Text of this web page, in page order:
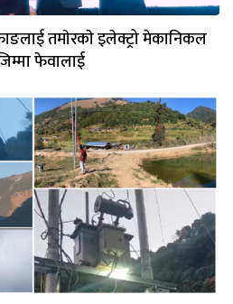
तमाेरकाे इलेक्ट्रो मेकानिकल
फेवालाई